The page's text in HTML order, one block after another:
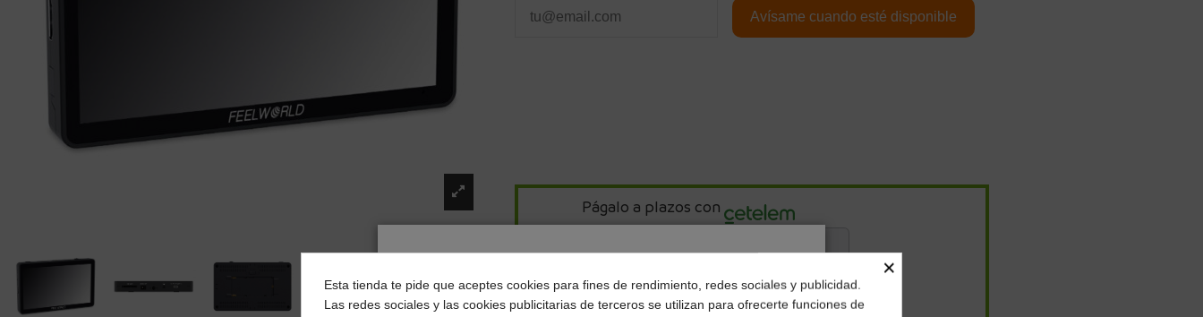
Págalo a plazos con
*Importe a financiar164,89 € /Importe total adeudado 164,89 €/
¿Dónde deseas recibir tu pedido?
Selecciona tu ubicación para mostrarte los precios e
×
Esta tienda te pide que aceptes cookies para fines de rendimiento, redes sociales y publicidad.
Las redes sociales y las cookies publicitarias de terceros se utilizan para ofrecerte funciones de